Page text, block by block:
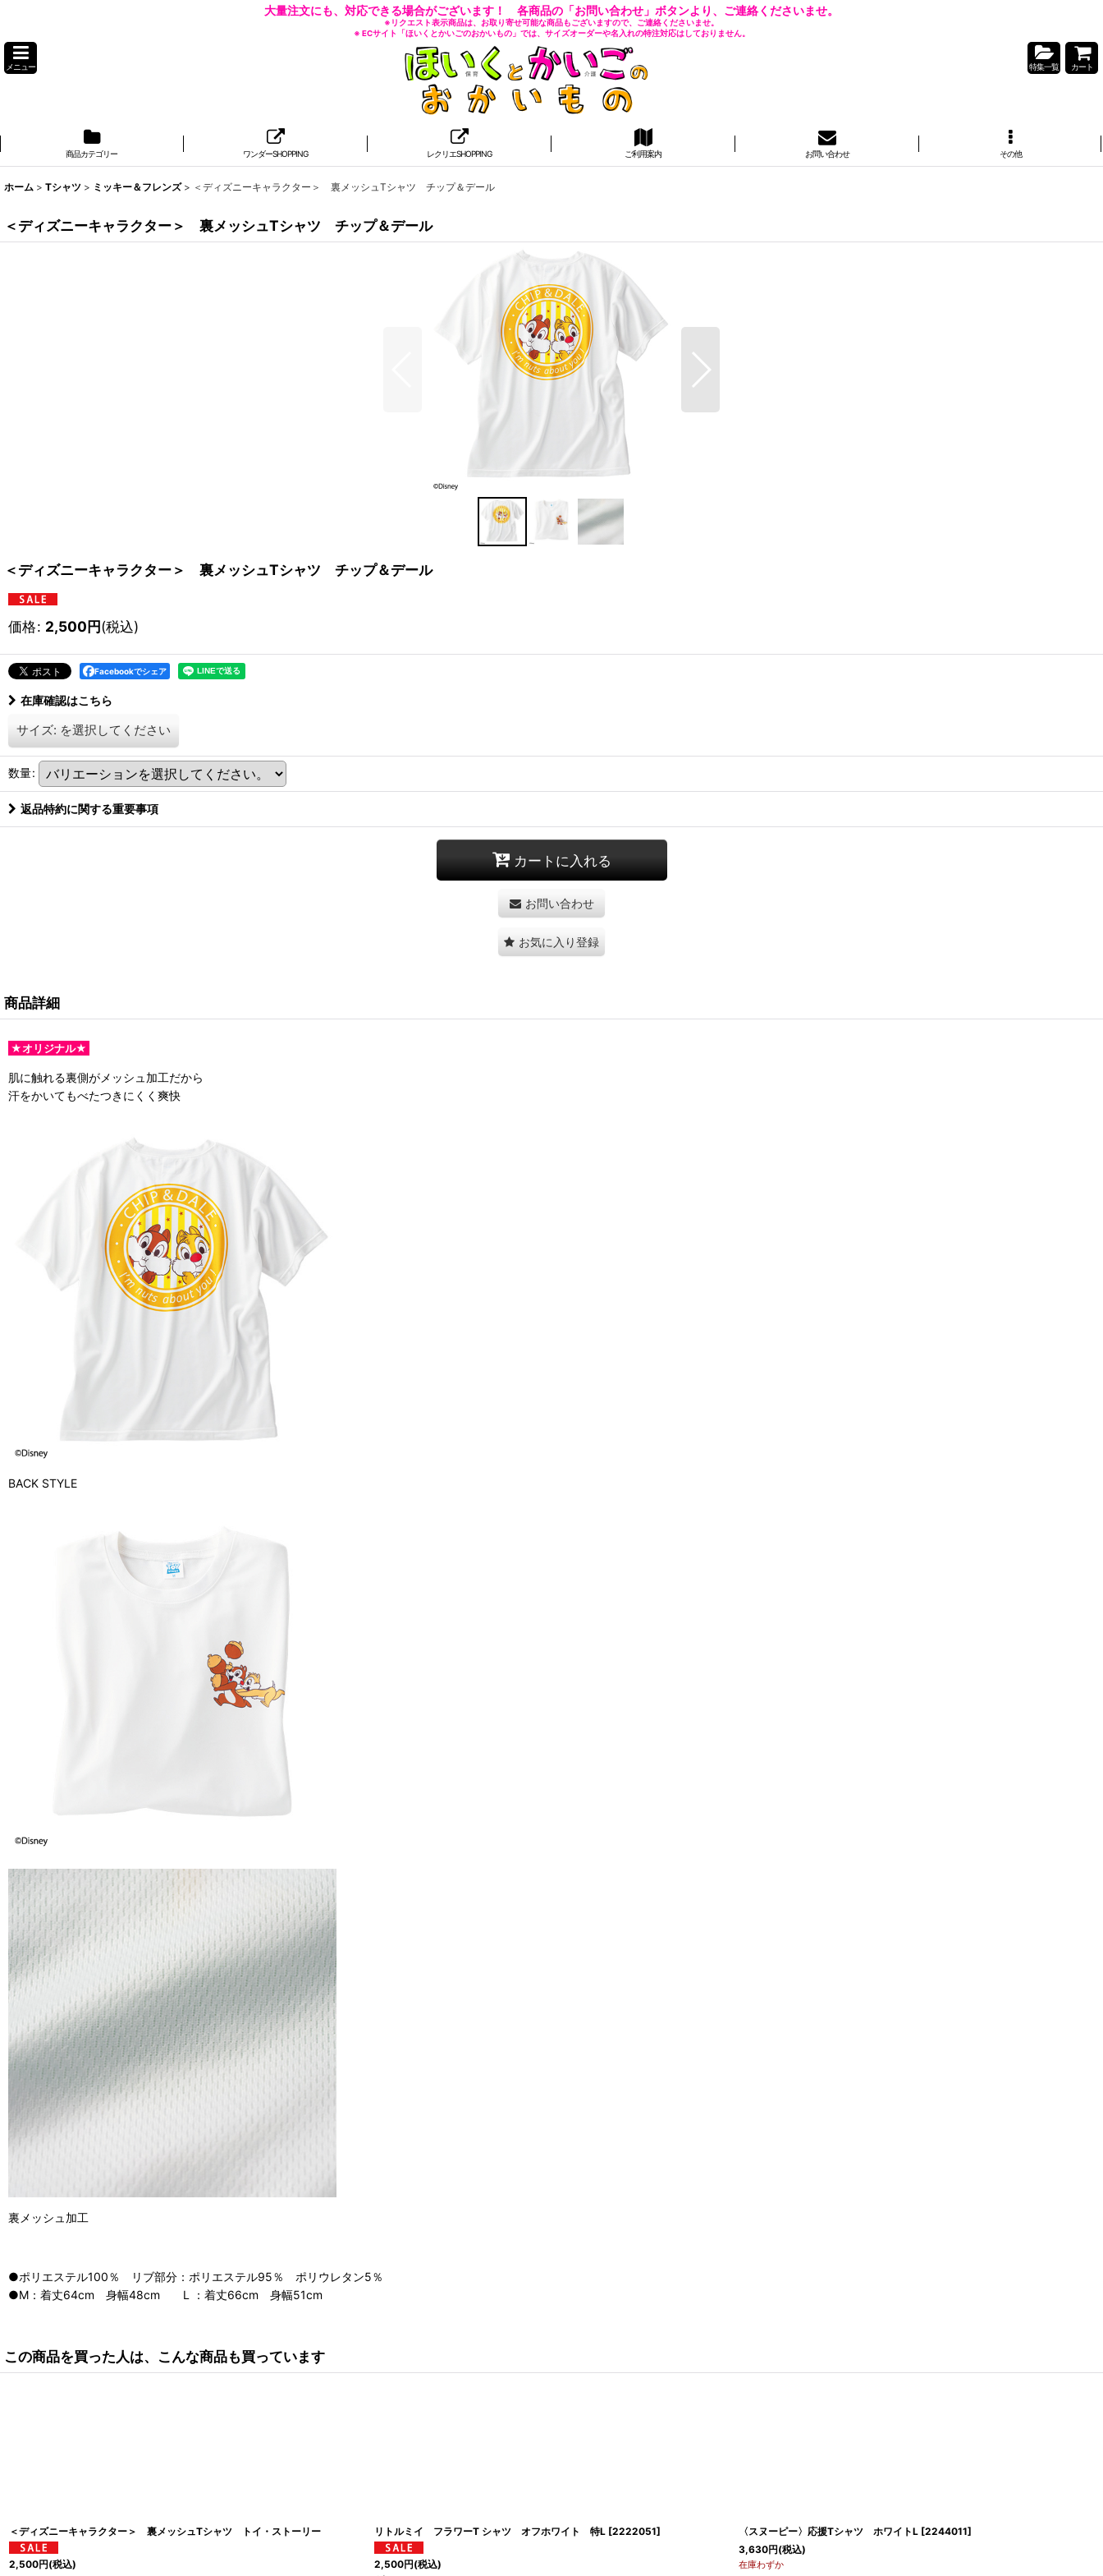
大量注文にも、対応できる場合がございます！ 各商品の「お問い合わせ」ボタンより、ご連絡くださいませ。
※リクエスト表示商品は、お取り寄せ可能な商品もございますので、ご連絡くださいませ。
※ ECサイト「ほいくとかいごのおかいもの」では、サイズオーダーや名入れの特注対応はしておりません。
メニュー 特集一覧 カート
商品カテゴリー ワンダーSHOPPING レクリエSHOPPING ご利用案内 お問い合わせ その他
ホーム > Tシャツ > ミッキー＆フレンズ > ＜ディズニーキャラクター＞ 裏メッシュTシャツ チップ＆デール
＜ディズニーキャラクター＞ 裏メッシュTシャツ チップ＆デール
＜ディズニーキャラクター＞ 裏メッシュTシャツ チップ＆デール
価格: 2,500円(税込)
Facebookでシェア
在庫確認はこちら
サイズ: を選択してください
数量:
返品特約に関する重要事項
カートに入れる
お問い合わせ
お気に入り登録
商品詳細
★オリジナル★
肌に触れる裏側がメッシュ加工だから
汗をかいてもべたつきにくく爽快
BACK STYLE
裏メッシュ加工
●ポリエステル100％ リブ部分：ポリエステル95％ ポリウレタン5％
●M：着丈64cm 身幅48cm L ：着丈66cm 身幅51cm
この商品を買った人は、こんな商品も買っています
＜ディズニーキャラクター＞ 裏メッシュTシャツ トイ・ストーリー
2,500円(税込)
リトルミイ フラワーT シャツ オフホワイト 特L [2222051]
2,500円(税込)
〈スヌーピー〉応援Tシャツ ホワイトL [2244011]
3,630円(税込)
在庫わずか